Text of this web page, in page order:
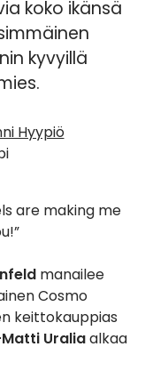
koko ikänsä
kyvyillä
Hyypiö
are making me
manailee
Cosmo
keittokauppias
Uraliaalkaa